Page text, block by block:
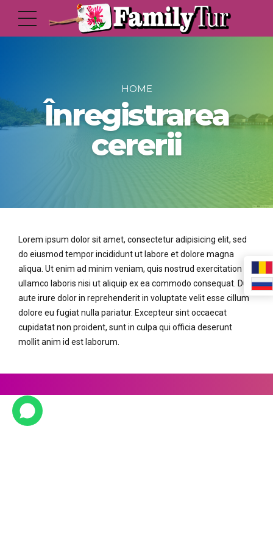
HOME
Înregistrarea
cererii
Lorem ipsum dolor sit amet, consectetur adipisicing elit, sed
do eiusmod tempor incididunt ut labore et dolore magna
aliqua. Ut enim ad minim veniam, quis nostrud exercitation
ullamco laboris nisi ut aliquip ex ea commodo consequat. Duis
aute irure dolor in reprehenderit in voluptate velit esse cillum
dolore eu fugiat nulla pariatur. Excepteur sint occaecat
cupidatat non proident, sunt in culpa qui officia deserunt
mollit anim id est laborum.